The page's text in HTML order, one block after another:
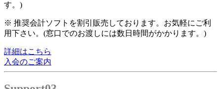
す。)
※ 推奨会計ソフトを割引販売しております。お気軽にご利
用下さい。 (窓口でのお渡しには数日時間がかかります。)
詳細はこちら
入会のご案内